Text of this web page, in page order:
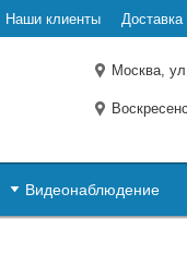
Наши клиенты Доставка
Москва,
Видеонаблюдение